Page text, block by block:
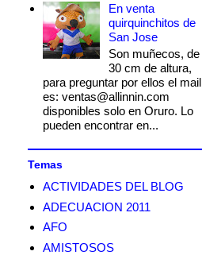
En venta
quirquinchitos de
San Jose
Son muñecos, de
30 cm de altura,
para preguntar por ellos el mail
es: ventas@allinnin.com
disponibles solo en Oruro. Lo
pueden encontrar en...
Temas
ACTIVIDADES DEL BLOG
ADECUACION 2011
AFO
AMISTOSOS